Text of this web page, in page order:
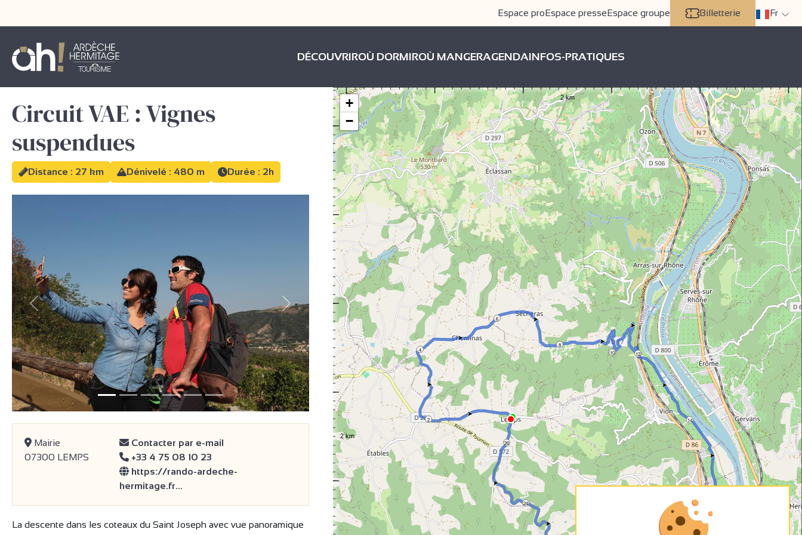
Espace proEspace presseEspace groupe Billetterie Fr
DÉCOUVRIROÙ DORMIROÙ MANGERAGENDAINFOS-PRATIQUES
Circuit VAE : Vignes
suspendues
Distance : 27 km Dénivelé : 480 m Durée : 2h
précédent Suivant
Mairie
07300 LEMPS
Contacter par e-mail
+33 4 75 08 10 23
https://rando-ardeche-
hermitage.fr…
La descente dans les coteaux du Saint Joseph avec vue panoramique
8
24
4
12
2
6
10
14
26
+
−